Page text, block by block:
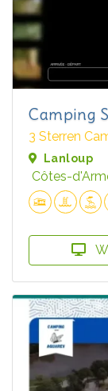
Camping
3 Sterren
Lanloup
Côtes-